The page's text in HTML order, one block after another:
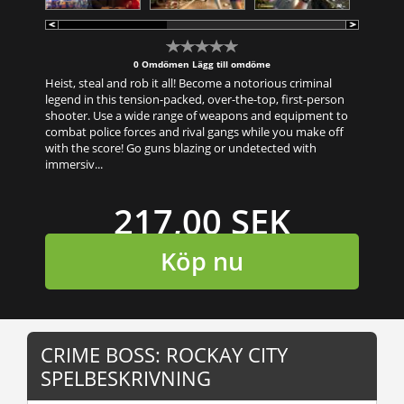
0 Omdömen Lägg till omdöme
Heist, steal and rob it all! Become a notorious criminal
legend in this tension-packed, over-the-top, first-person
shooter. Use a wide range of weapons and equipment to
combat police forces and rival gangs while you make off
with the score! Go guns blazing or undetected with
immersiv...
217,00 SEK
Köp nu
CRIME BOSS: ROCKAY CITY
SPELBESKRIVNING